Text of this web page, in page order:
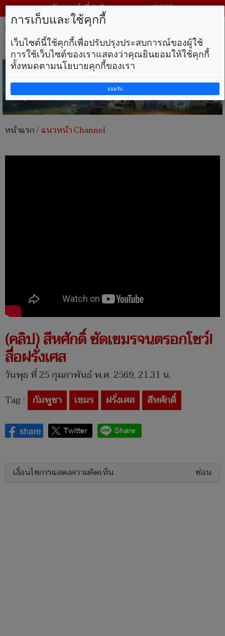
วันเสาร์ ที่ 8 สิงหาคม พ.ศ. 2569
หน้าแรก/แนวหน้า Channel
(คลิป) สีหศักดิ์ ซัดเขมรจนตรอกโชว์!
สื่อฝรั่งเศส
วันพุธ ที่ 25 กุมภาพันธ์ พ.ศ. 2569, 21.31 น.
Tag : กัมพูชา เขมร ฝรั่งเศส สีหศักดิ์
เงื่อนไขการแสดงความคิดเห็น ซ่อน
การเก็บและใช้คุกกี้
เว็บไซต์นี้ใช้คุกกี้เพื่อปรับปรุงประสบการณ์ของผู้ใช้
การใช้เว็บไซต์ของเราแสดงว่าคุณยินยอมให้ใช้คุกกี้
ทั้งหมดตามนโยบายคุกกี้ของเรา
ยอมรับ